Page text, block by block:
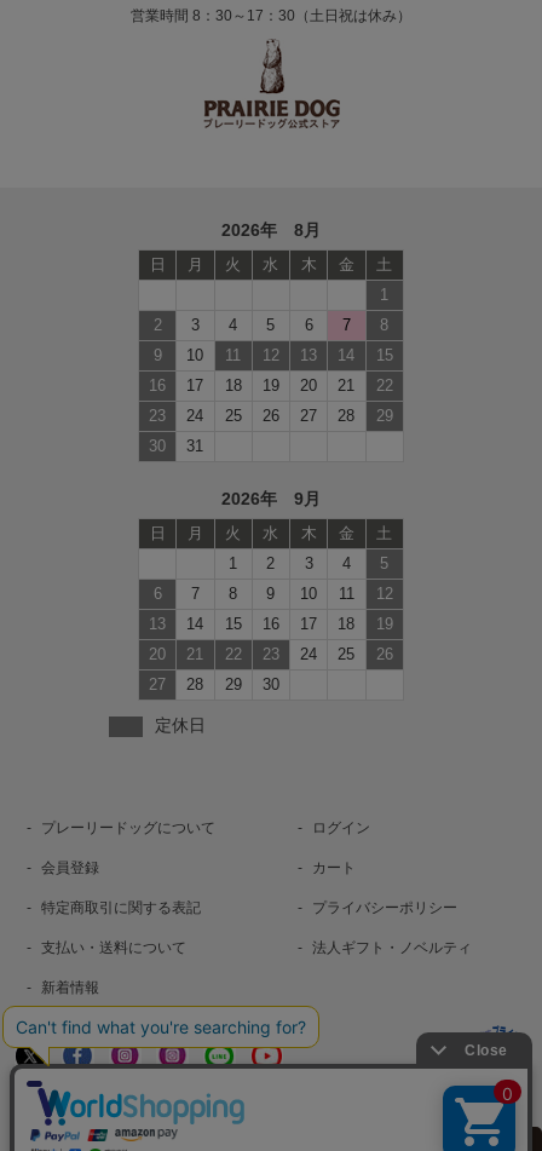
営業時間 8：30～17：30（土日祝は休み）
2026年 8月
日 月 火 水 木 金
土
1
2
3 4 5 6 7
8
9
10 11 12 13 14
15
16
17 18 19 20 21
22
23
24 25 26 27 28
29
30
31
2026年 9月
日 月 火 水 木 金
土
1
2 3 4
5
6
7 8 9 10 11
12
13
14 15 16 17 18
19
20
21 22 23 24 25
26
27
28 29 30
定休日
プレーリードッグについて ログイン
会員登録 カート
特定商取引に関する表記 プライバシーポリシー
支払い・送料について 法人ギフト・ノベルティ
新着情報
お問い合わせ